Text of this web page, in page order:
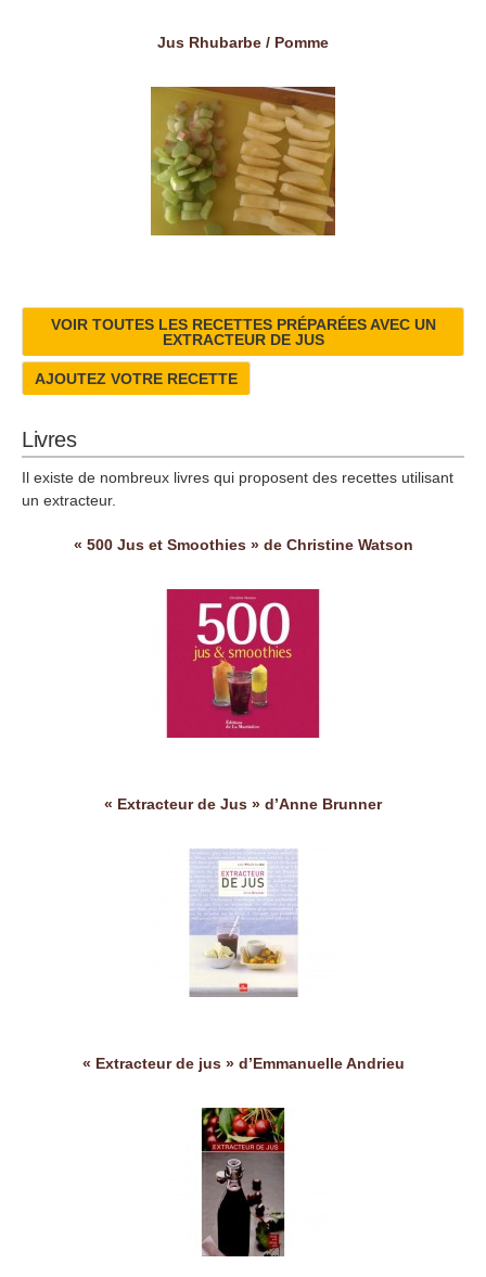
Jus Rhubarbe / Pomme
VOIR TOUTES LES RECETTES PRÉPARÉES AVEC UN
EXTRACTEUR DE JUS
AJOUTEZ VOTRE RECETTE
Livres
Il existe de nombreux livres qui proposent des recettes utilisant
un extracteur.
« 500 Jus et Smoothies » de Christine Watson
« Extracteur de Jus » d’Anne Brunner
« Extracteur de jus » d’Emmanuelle Andrieu